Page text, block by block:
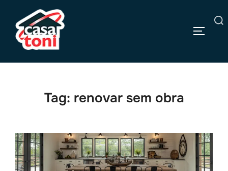
conteúdo
Pesquisar
Tag: renovar sem obra